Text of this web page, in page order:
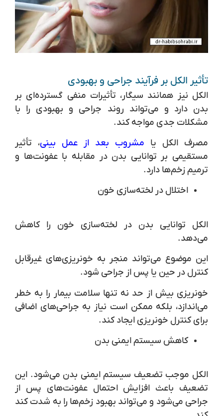
تأثیر الکل بر فرآیند جراحی و بهبودی
الکل نیز همانند سیگار، تأثیرات منفی گسترده‌ای بر
بدن دارد و می‌تواند روند جراحی و بهبودی را با
مشکلات جدی مواجه کند.
مصرف الکل یا
مشروب بعد از عمل بینی، تأثیر
مستقیمی بر توانایی بدن در مقابله با عفونت‌ها و
ترمیم زخم‌ها دارد.
اختلال در لخته‌سازی خون
الکل توانایی بدن در لخته‌سازی خون را کاهش
می‌دهد.
این موضوع می‌تواند منجر به خونریزی‌های غیرقابل
کنترل در حین یا پس از جراحی شود.
خونریزی بیش از حد نه تنها سلامت بیمار را به خطر
می‌اندازد، بلکه ممکن است نیاز به جراحی‌های اضافی
برای کنترل خونریزی ایجاد کند.
کاهش سیستم ایمنی بدن
الکل موجب تضعیف سیستم ایمنی بدن می‌شود. این
تضعیف باعث افزایش احتمال عفونت‌های پس از
جراحی می‌شود و می‌تواند بهبود زخم‌ها را به شدت کند